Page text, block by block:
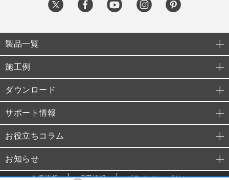
製品一覧
施工例
ダウンロード
サポート情報
お役立ちコラム
お知らせ
企業情報 採用情報 プライバシーポリシー